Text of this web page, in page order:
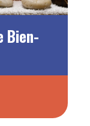
Bien-